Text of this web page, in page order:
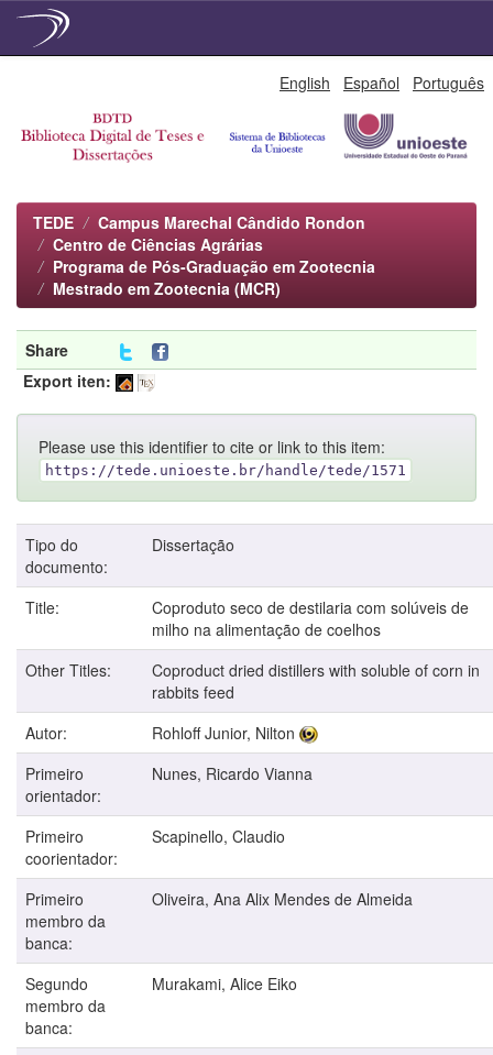
English Español Português
TEDE
Campus Marechal Cândido Rondon
Centro de Ciências Agrárias
Programa de Pós-Graduação em Zootecnia
Mestrado em Zootecnia (MCR)
Share
Export iten:
Please use this identifier to cite or link to this item:
https://tede.unioeste.br/handle/tede/1571
Tipo do
documento:
Dissertação
Title:
Coproduto seco de destilaria com solúveis de
milho na alimentação de coelhos
Other Titles:
Coproduct dried distillers with soluble of corn in
rabbits feed
Autor:
Rohloff Junior, Nilton
Primeiro
orientador:
Nunes, Ricardo Vianna
Primeiro
coorientador:
Scapinello, Claudio
Primeiro
membro da
banca:
Oliveira, Ana Alix Mendes de Almeida
Segundo
membro da
banca:
Murakami, Alice Eiko